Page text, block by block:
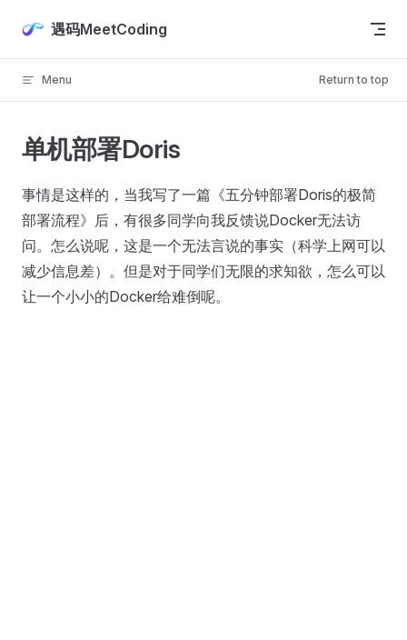
Skip to content
遇码MeetCoding
Menu Return to top
单机部署Doris
事情是这样的，当我写了一篇《五分钟部署Doris的极简
部署流程》后，有很多同学向我反馈说Docker无法访
问。怎么说呢，这是一个无法言说的事实（科学上网可以
减少信息差）。但是对于同学们无限的求知欲，怎么可以
让一个小小的Docker给难倒呢。